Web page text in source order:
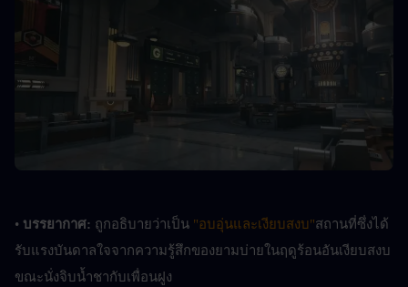
• บรรยากาศ: ถูกอธิบายว่าเป็น "อบอุ่นและเงียบสงบ"สถานที่ซึ่งได้
รับแรงบันดาลใจจากความรู้สึกของยามบ่ายในฤดูร้อนอันเงียบสงบ
ขณะนั่งจิบน้ำชากับเพื่อนฝูง